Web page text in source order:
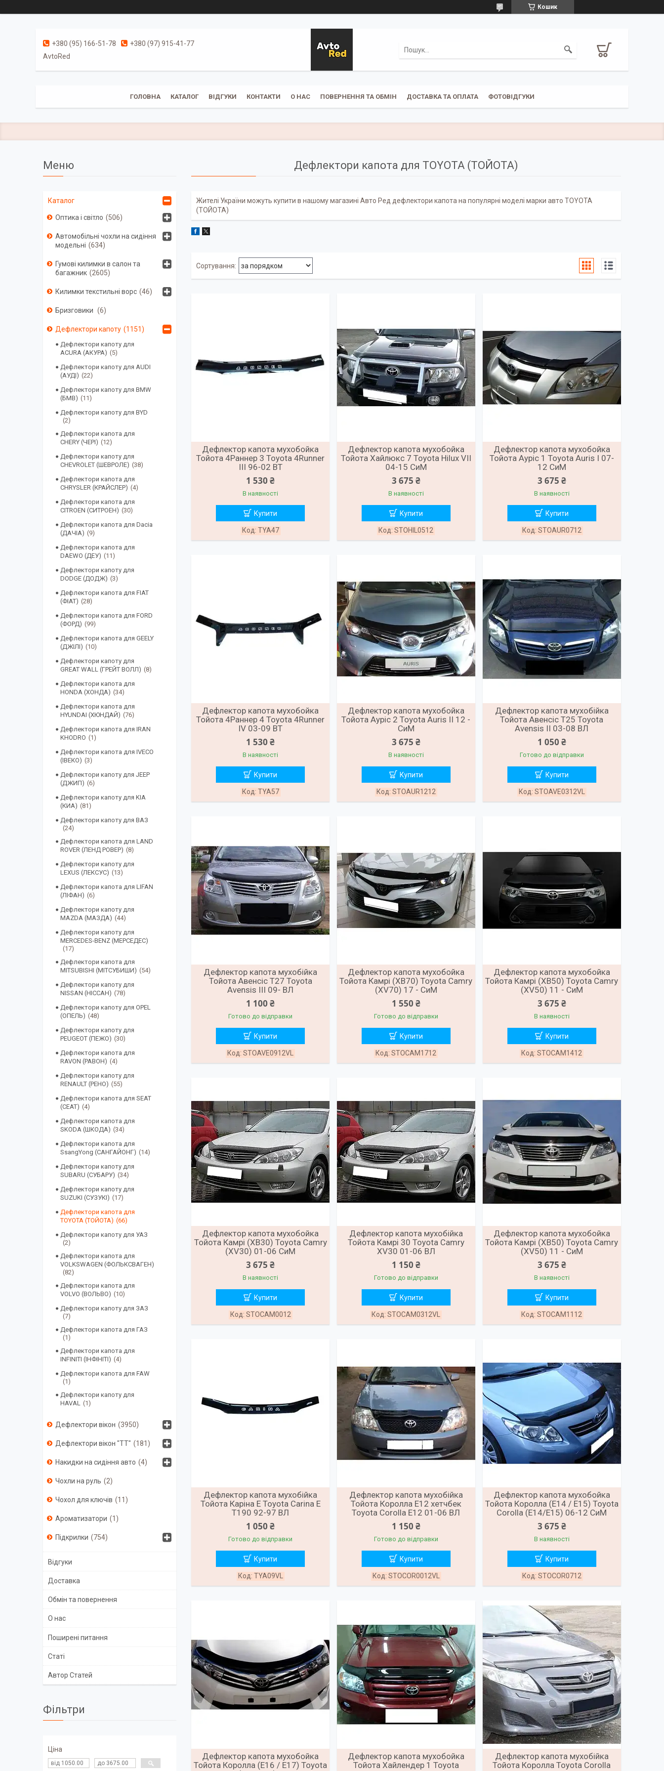
Кошик
+380 (95) 166-51-78
+380 (97) 915-41-77
AvtoRed
ГОЛОВНА КАТАЛОГ ВІДГУКИ КОНТАКТИ О НАС ПОВЕРНЕННЯ ТА ОБМІН ДОСТАВКА ТА ОПЛАТА ФОТОВІДГУКИ
Дефлектори капота для TOYOTA (ТОЙОТА)
Жителі України можуть купити в нашому магазині Авто Ред дефлектори капота на популярні моделі марки авто TOYOTA
(ТОЙОТА)
Дефлектор капота мухобойка
Тойота 4Раннер 3 Toyota 4Runner
III 96-02 ВТ
1 530 ₴
В наявності
Купити
TYA47
Дефлектор капота мухобойка
Тойота Хайлюкс 7 Toyota Hilux VII
04-15 СиМ
3 675 ₴
В наявності
Купити
STOHIL0512
Дефлектор капота мухобойка
Тойота Ауріс 1 Toyota Auris I 07-
12 СиМ
3 675 ₴
В наявності
Купити
STOAUR0712
Дефлектор капота мухобойка
Тойота 4Раннер 4 Toyota 4Runner
IV 03-09 ВТ
1 530 ₴
В наявності
Купити
TYA57
Дефлектор капота мухобойка
Тойота Ауріс 2 Toyota Auris II 12 -
СиМ
3 675 ₴
В наявності
Купити
STOAUR1212
Дефлектор капота мухобійка
Тойота Авенсіс Т25 Toyota
Avensis II 03-08 ВЛ
1 050 ₴
Готово до відправки
Купити
STOAVE0312VL
Дефлектор капота мухобійка
Тойота Авенсіс Т27 Toyota
Avensis III 09- ВЛ
1 100 ₴
Готово до відправки
Купити
STOAVE0912VL
Дефлектор капота мухобойка
Тойота Камрі (ХВ70) Toyota Camry
(XV70) 17 - СиМ
1 550 ₴
Готово до відправки
Купити
STOCAM1712
Дефлектор капота мухобойка
Тойота Камрі (ХВ50) Toyota Camry
(XV50) 11 - СиМ
3 675 ₴
В наявності
Купити
STOCAM1412
Дефлектор капота мухобойка
Тойота Камрі (ХВ30) Toyota Camry
(XV30) 01-06 СиМ
3 675 ₴
В наявності
Купити
STOCAM0012
Дефлектор капота мухобійка
Тойота Камрі 30 Toyota Camry
XV30 01-06 ВЛ
1 150 ₴
Готово до відправки
Купити
STOCAM0312VL
Дефлектор капота мухобойка
Тойота Камрі (ХВ50) Toyota Camry
(XV50) 11 - СиМ
3 675 ₴
В наявності
Купити
STOCAM1112
Дефлектор капота мухобійка
Тойота Каріна Е Toyota Carina E
T190 92-97 ВЛ
1 050 ₴
Готово до відправки
Купити
TYA09VL
Дефлектор капота мухобійка
Тойота Королла Е12 хетчбек
Toyota Corolla E12 01-06 ВЛ
1 150 ₴
Готово до відправки
Купити
STOCOR0012VL
Дефлектор капота мухобойка
Тойота Королла (Е14 / Е15) Toyota
Corolla (E14/E15) 06-12 СиМ
3 675 ₴
В наявності
Купити
STOCOR0712
Дефлектор капота мухобойка
Тойота Королла (Е16 / Е17) Toyota
Дефлектор капота мухобойка
Тойота Хайлендер 1 Toyota
Дефлектор капота мухобійка
Тойота Королла Toyota Corolla
Каталог
Оптика і світло 506
Автомобільні чохли на сидіння
модельні
634
Гумові килимки в салон та
багажник
2605
Килимки текстильні ворс 46
Бризговики 6
Дефлектори капоту 1151
Дефлектори капоту для
ACURA (АКУРА)
5
Дефлектори капоту для AUDI
(АУДІ)
22
Дефлектори капоту для BMW
(БМВ)
11
Дефлектори капоту для BYD
2
Дефлектори капота для
CHERY (ЧЕРІ)
12
Дефлектори капоту для
CHEVROLET (ШЕВРОЛЕ)
38
Дефлектори капота для
CHRYSLER (КРАЙСЛЕР)
4
Дефлектори капота для
CITROEN (СИТРОЕН)
30
Дефлектори капота для Dacia
(ДАЧІА)
9
Дефлектори капота для
DAEWO (ДЕУ)
11
Дефлектори капоту для
DODGE (ДОДЖ)
3
Дефлектори капота для FIAT
(ФІАТ)
28
Дефлектори капота для FORD
(ФОРД)
99
Дефлектори капота для GEELY
(ДЖІЛІ)
10
Дефлектори капоту для
GREAT WALL (ГРЕЙТ ВОЛЛ)
8
Дефлектори капота для
HONDA (ХОНДА)
34
Дефлектори капота для
HYUNDAI (ХЮНДАЙ)
76
Дефлектори капота для IRAN
KHODRO
1
Дефлектори капота для IVECO
(ІВЕКО)
3
Дефлектори капоту для JEEP
(ДЖИП)
6
Дефлектори капоту для KIA
(КИА)
81
Дефлектори капоту для ВАЗ
24
Дефлектори капота для LAND
ROVER (ЛЕНД РОВЕР)
8
Дефлектори капоту для
LEXUS (ЛЕКСУС)
13
Дефлектори капота для LIFAN
(ЛІФАН)
6
Дефлектори капоту для
MAZDA (МАЗДА)
44
Дефлектори капоту для
MERCEDES-BENZ (МЕРСЕДЕС)
17
Дефлектори капота для
MITSUBISHI (МІТСУБИШИ)
54
Дефлектори капоту для
NISSAN (НІССАН)
78
Дефлектори капоту для OPEL
(ОПЕЛЬ)
48
Дефлектори капоту для
PEUGEOT (ПЕЖО)
30
Дефлектори капота для
RAVON (РАВОН)
4
Дефлектори капоту для
RENAULT (РЕНО)
55
Дефлектори капота для SEAT
(СЕАТ)
4
Дефлектори капота для
SKODA (ШКОДА)
34
Дефлектори капота для
SsangYong (САНГАЙОНГ)
14
Дефлектори капоту для
SUBARU (СУБАРУ)
34
Дефлектори капоту для
SUZUKI (СУЗУКІ)
17
Дефлектори капота для
TOYOTA (ТОЙОТА)
66
Дефлектори капоту для УАЗ
2
Дефлектори капота для
VOLKSWAGEN (ФОЛЬКСВАГЕН)
82
Дефлектори капота для
VOLVO (ВОЛЬВО)
10
Дефлектори капоту для ЗАЗ
7
Дефлектори капота для ГАЗ
1
Дефлектори капота для
INFINITI (ІНФІНІТІ)
4
Дефлектори капота для FAW
1
Дефлектори капоту для
HAVAL
1
Дефлектори вікон 3950
Дефлектори вікон "ТТ" 181
Накидки на сидіння авто 4
Чохли на руль 2
Чохол для ключів 11
Ароматизатори 1
Підкрилки 754
Відгуки
Доставка
Обмін та повернення
О нас
Поширені питання
Статі
Автор Статей
Фільтри
Ціна